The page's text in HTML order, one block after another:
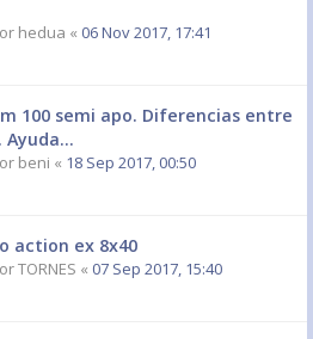
hedua « 06 Nov 2017, 17:41
100 semi apo. Diferencias entre
beni « 18 Sep 2017, 00:50
action ex 8x40
TORNES « 07 Sep 2017, 15:40